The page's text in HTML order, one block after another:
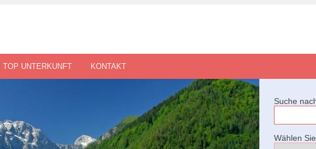
TOP UNTERKUNFT KONTAKT
Suche
Wählen